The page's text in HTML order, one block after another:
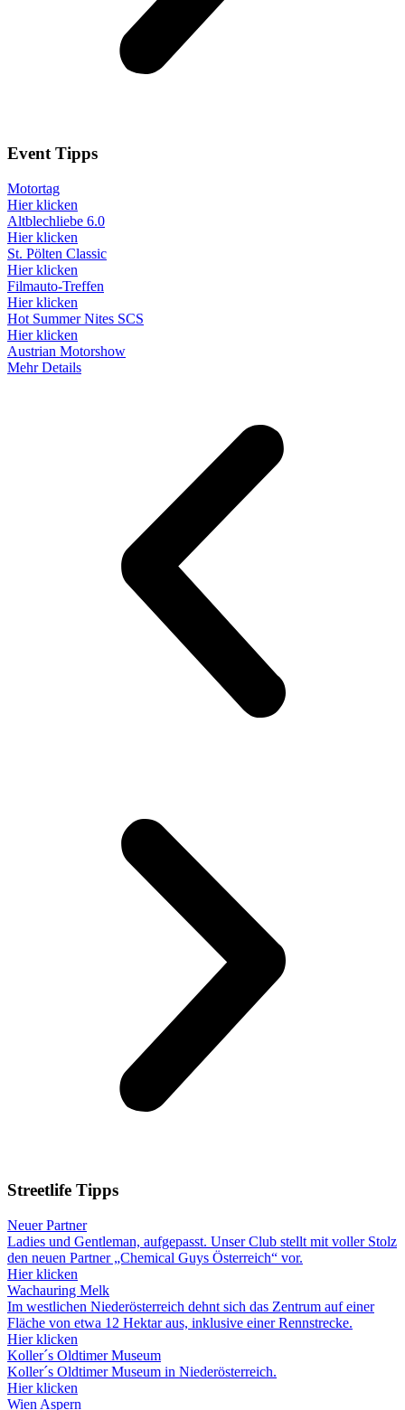
Event Tipps
Motortag
Hier klicken
Altblechliebe 6.0
Hier klicken
St. Pölten Classic
Hier klicken
Filmauto-Treffen
Hier klicken
Hot Summer Nites SCS
Hier klicken
Austrian Motorshow
Mehr Details
Streetlife Tipps
Neuer Partner
Ladies und Gentleman, aufgepasst. Unser Club stellt mit voller Stolz
den neuen Partner „Chemical Guys Österreich“ vor.
Hier klicken
Wachauring Melk
Im westlichen Niederösterreich dehnt sich das Zentrum auf einer
Fläche von etwa 12 Hektar aus, inklusive einer Rennstrecke.
Hier klicken
Koller´s Oldtimer Museum
Koller´s Oldtimer Museum in Niederösterreich.
Hier klicken
Wien Aspern